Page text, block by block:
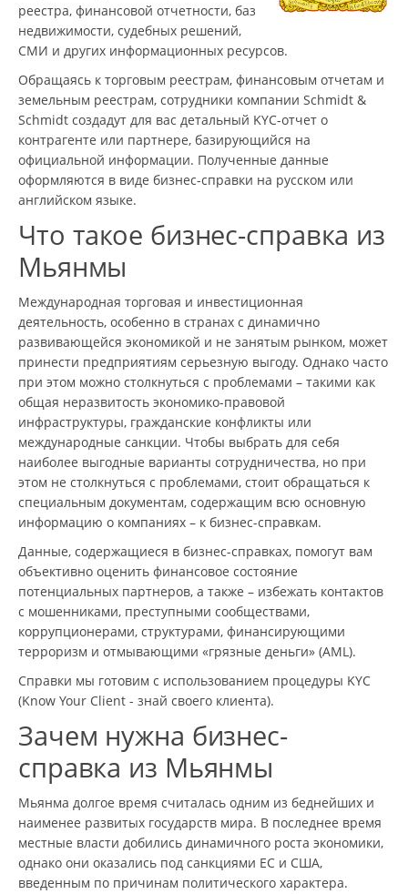
реестра, финансовой отчетности, баз
недвижимости, судебных решений,
СМИ и других информационных ресурсов.
Обращаясь к торговым реестрам, финансовым отчетам и
земельным реестрам, сотрудники компании Schmidt &
Schmidt создадут для вас детальный KYC-отчет о
контрагенте или партнере, базирующийся на
официальной информации. Полученные данные
оформляются в виде бизнес-справки на русском или
английском языке.
Что такое бизнес-справка из
Мьянмы
Международная торговая и инвестиционная
деятельность, особенно в странах с динамично
развивающейся экономикой и не занятым рынком, может
принести предприятиям серьезную выгоду. Однако часто
при этом можно столкнуться с проблемами – такими как
общая неразвитость экономико-правовой
инфраструктуры, гражданские конфликты или
международные санкции. Чтобы выбрать для себя
наиболее выгодные варианты сотрудничества, но при
этом не столкнуться с проблемами, стоит обращаться к
специальным документам, содержащим всю основную
информацию о компаниях – к бизнес-справкам.
Данные, содержащиеся в бизнес-справках, помогут вам
объективно оценить финансовое состояние
потенциальных партнеров, а также – избежать контактов
с мошенниками, преступными сообществами,
коррупционерами, структурами, финансирующими
терроризм и отмывающими «грязные деньги» (AML).
Справки мы готовим с использованием процедуры KYC
(Know Your Client - знай своего клиента).
Зачем нужна бизнес-
справка из Мьянмы
Мьянма долгое время считалась одним из беднейших и
наименее развитых государств мира. В последнее время
местные власти добились динамичного роста экономики,
однако они оказались под санкциями ЕС и США,
введенным по причинам политического характера.